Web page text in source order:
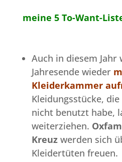
meine 5 To-Want-
Auch in diesem Jahr
Jahresende wieder
Kleiderkammer
Kleidungsstücke,
nicht benutzt habe,
weiterziehen. Oxfam
Kreuzwerden sich
Kleidertüten freuen.